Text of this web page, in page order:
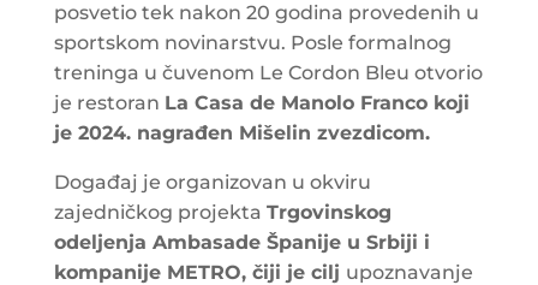
posvetio tek nakon 20 godina provedenih u
sportskom novinarstvu. Posle formalnog
treninga u čuvenom Le Cordon Bleu otvorio
je restoran La Casa de Manolo Franco koji
je 2024. nagrađen Mišelin zvezdicom.
Događaj je organizovan u okviru
zajedničkog projekta Trgovinskog
odeljenja Ambasade Španije u Srbiji i
kompanije METRO, čiji je cilj upoznavanje